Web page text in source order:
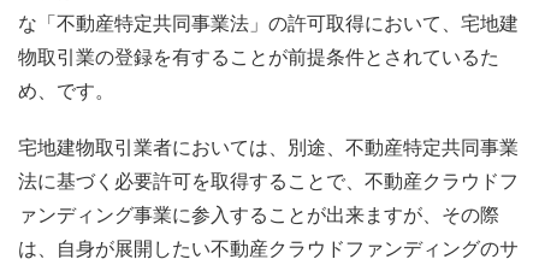
な「不動産特定共同事業法」の許可取得において、宅地建
物取引業の登録を有することが前提条件とされているた
め、です。
宅地建物取引業者においては、別途、不動産特定共同事業
法に基づく必要許可を取得することで、不動産クラウドフ
ァンディング事業に参入することが出来ますが、その際
は、自身が展開したい不動産クラウドファンディングのサ